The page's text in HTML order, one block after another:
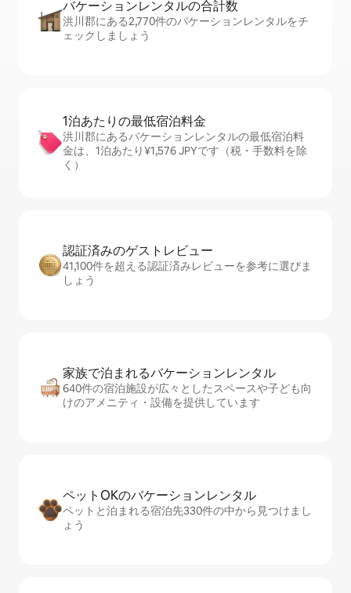
バケーションレ⁠ン⁠タ⁠ル⁠の合⁠計⁠数
洪川郡にある2,770件のバケーションレンタルをチ
ェックしましょう
1泊あたりの最⁠低⁠宿⁠泊⁠料⁠金
洪川郡にあるバケーションレンタルの最低宿泊料
金は、1泊あたり¥1,576 JPYです（税・手数料を除
く）
認証済みのゲ⁠ス⁠ト⁠レ⁠ビ⁠ュ⁠ー
41,100件を超える認証済みレビューを参考に選びま
しょう
家族で泊まれるバ⁠ケ⁠ー⁠シ⁠ョ⁠ンレ⁠ン⁠タ⁠ル
640件の宿泊施設が広々としたスペースや子ども向
けのアメニティ・設備を提供しています
ペットOKのバ⁠ケ⁠ー⁠シ⁠ョ⁠ンレ⁠ン⁠タ⁠ル
ペットと泊まれる宿泊先330件の中から見つけまし
ょう